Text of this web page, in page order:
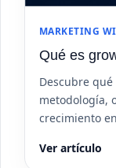
MARKETING
Qué es
Descubre
metodología,
crecimiento
Ver artículo